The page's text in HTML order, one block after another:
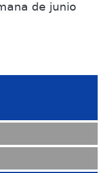
de junio